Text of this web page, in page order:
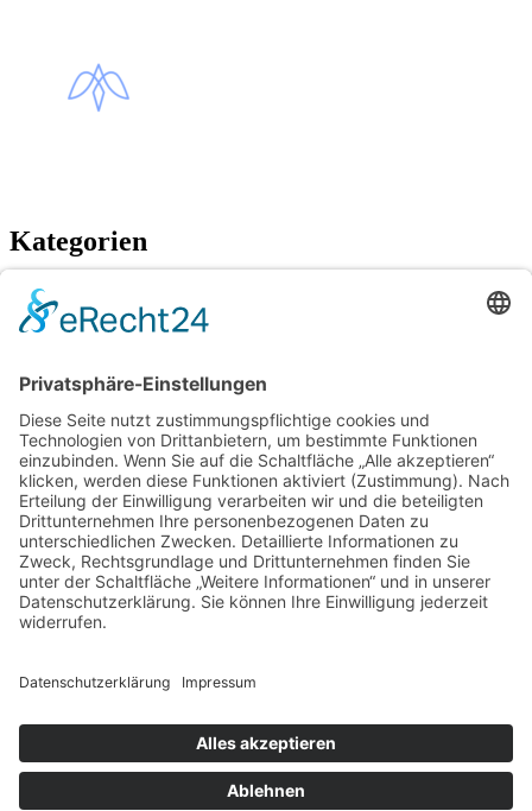
Kategorien
DIY
Ideen
Lifestyle
Lösungen
Services
Neueste Beiträge
Kalk im Trinkwasser: Warum Sie sich keine Sorgen um Ihre
Gesundheit machen müssen
Smarte Prozessgestaltung im Unternehmen – Wenn
Routineaufgaben plötzlich kaum noch Zeit kosten
Deine Haut als Spiegel: Warum Tiefenreinigung und gezielte
Nährstoffe alles verändern
Schutz vor Feuchtigkeit: So bleibt Ihr Zuhause auch in
Schlagwörter